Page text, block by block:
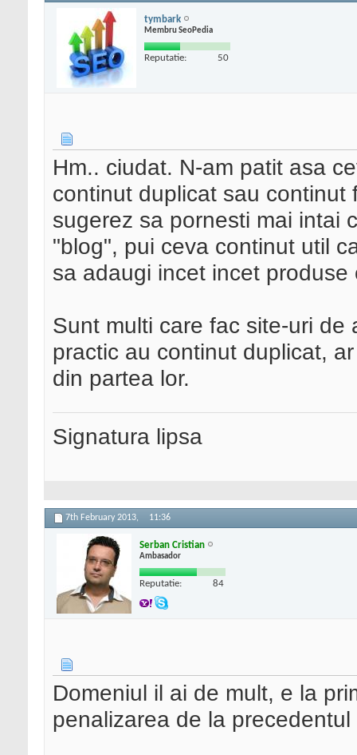
tymbark
Membru SeoPedia
Reputatie: 50
Hm.. ciudat. N-am patit asa
continut duplicat sau continut
sugerez sa pornesti mai intai
"blog", pui ceva continut util
sa adaugi incet incet
Sunt multi care fac site-uri
practic au continut duplicat,
din partea lor.
Signatura lipsa
7th February 2013, 11:36
Serban Cristian
Ambasador
Reputatie: 84
Domeniul il ai de mult, e la
penalizarea de la precedentul